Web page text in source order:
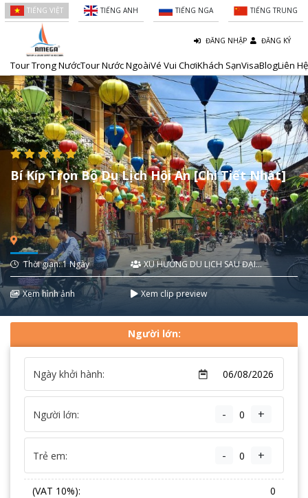
TIẾNG VIỆT TIẾNG ANH TIẾNG NGA TIẾNG TRUNG
ĐĂNG NHẬP ĐĂNG KÝ
Tour Trong NướcTour Nước NgoàiVé Vui ChơiKhách SạnVisaBlogLiên Hệ
Bí Kíp Trọn Bộ Du Lịch Hội An [Chi Tiết Nhất]
Thời gian: 1 Ngày
XU HƯỚNG DU LỊCH SAU ĐẠI
DỊCH
Xem hình ảnh
Xem clip preview
Người lớn:
Ngày khởi hành:
Người lớn: - +
Trẻ em: - +
(VAT 10%): 0